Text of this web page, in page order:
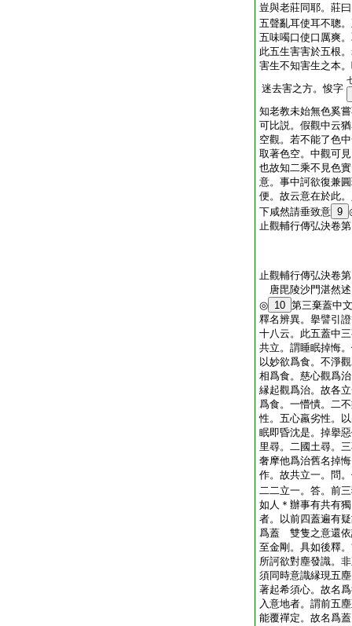
豈與老莊同耶。莊
五聲亂耳使耳不聰
五味噣口使口厲爽
此五生害害於五根
害生不知害生之本
迷去害之方。悛字
知老教未始無色奚
可比説。假觀中云
空觀。若不能了色
取著色空。中觀可
也故知二乘不見色
意。事中訶欲復兼
便。故云意在於此
下咸然請垂致意 9
止觀輔行傳弘決卷
止觀輔行傳弘決卷
唐毘陵沙門湛然
◎ 10 第三棄蓋中
釋名辨異。擧譬引
十八云。此五蓋中
共立。謂睡眠掉悔
以妙欲爲食。不淨
相爲食。慈心觀爲
縁起觀爲治。故各
爲食。一懵憒。二
性。五心羸劣性。
眠即昏沈是。掉擧
里尋。二國土尋。
奢摩他爲治舊名掉
作。故共立一。問
二二立一。答。前
如人＊辦事有共有
者。以前四蓋遍有
爲蓋 雙隻之意還依
至金剛。具如後釋
所訶欲對塵發識。
須同時意識縁現五
著起希須心。故名
入意地者。謂前五
能覆禪定。故名爲